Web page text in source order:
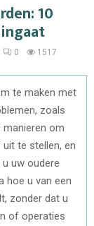
10
0 1517
te maken met
zoals
manieren om
te stellen, en
uw oudere
hoe u van een
zonder dat u
of operaties